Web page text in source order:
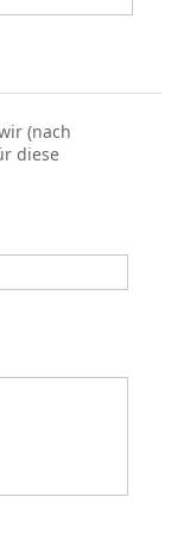
(nach
diese